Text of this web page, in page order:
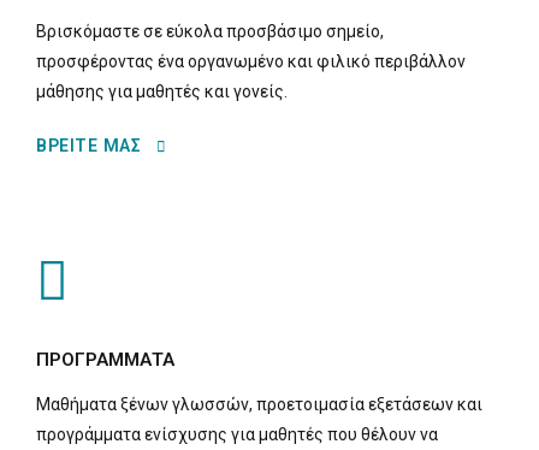
Βρισκόμαστε σε εύκολα προσβάσιμο σημείο,
προσφέροντας ένα οργανωμένο και φιλικό περιβάλλον
μάθησης για μαθητές και γονείς.
ΒΡΕΙΤΕ ΜΑΣ
ΠΡΟΓΡΑΜΜΑΤΑ
Μαθήματα ξένων γλωσσών, προετοιμασία εξετάσεων και
προγράμματα ενίσχυσης για μαθητές που θέλουν να